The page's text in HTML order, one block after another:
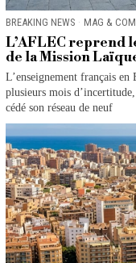
BREAKING NEWS · MAG &
L’AFLEC reprend
de la Mission
L’enseignement français en
plusieurs mois
cédé son réseau de neuf